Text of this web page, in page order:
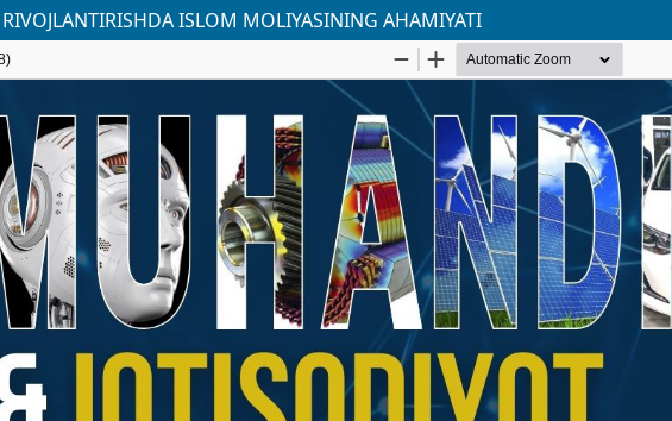
ISLOM MOLIYASINING AHAMIYATI